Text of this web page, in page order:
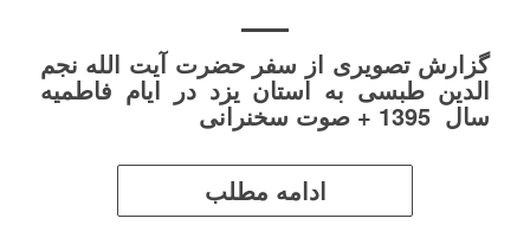
گزارش تصویری از سفر حضرت آیت الله نجم
الدین طبسی به استان یزد در ایام فاطمیه
سال 1395 + صوت سخنرانی
ادامه مطلب